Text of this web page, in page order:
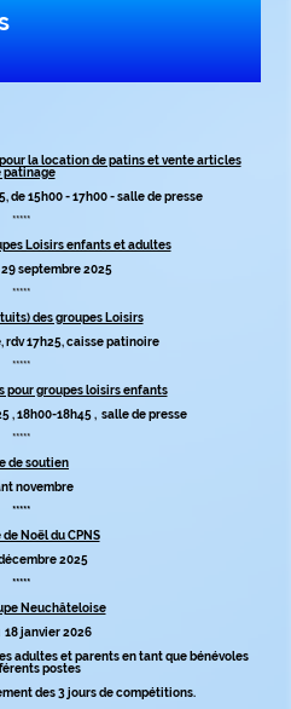
la location de patins et vente articles
patinage
de 15h00 - 17h00 - salle de presse
*****
Loisirs enfants et adultes
septembre 2025
*****
des groupes Loisirs
rdv 17h25, caisse patinoire
*****
pour groupes loisirs enfants
, 18h00-18h45 , salle de presse
*****
de soutien
novembre
*****
Noël du CPNS
2025
*****
Neuchâteloise
18 janvier 2026
adultes et parents en tant que bénévoles
postes
des 3 jours de compétitions.